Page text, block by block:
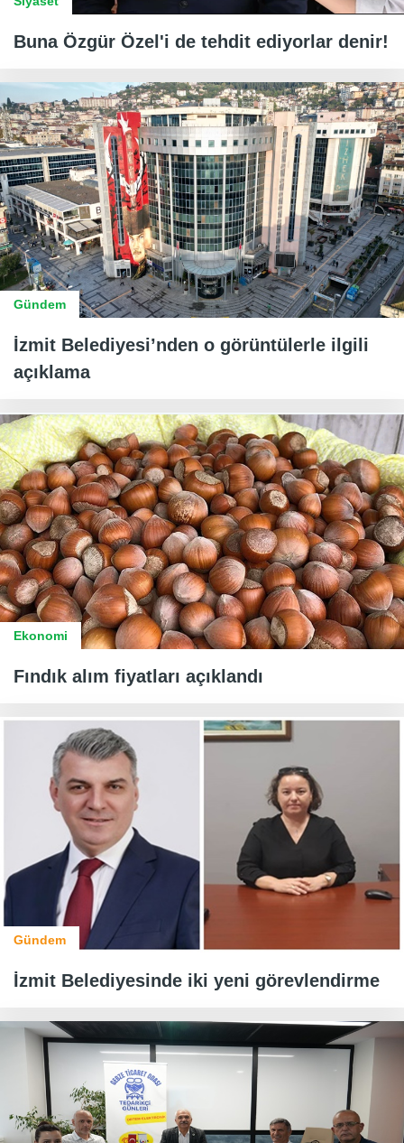
Buna Özgür Özel'i de tehdit ediyorlar denir!
Gündem
İzmit Belediyesi’nden o görüntülerle ilgili
açıklama
Ekonomi
Fındık alım fiyatları açıklandı
Gündem
İzmit Belediyesinde iki yeni görevlendirme